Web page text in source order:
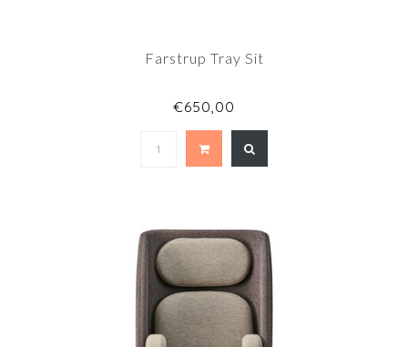
Farstrup Tray Sit
€650,00